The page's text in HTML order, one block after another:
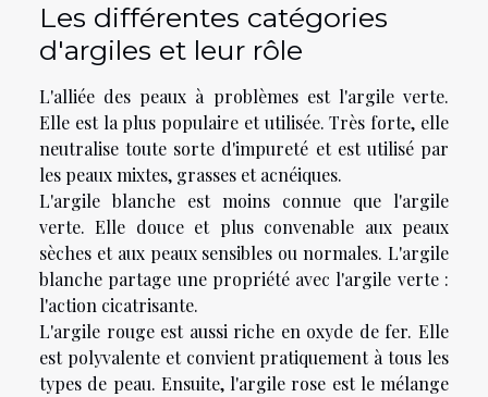
Les différentes catégories
d'argiles et leur rôle
L'alliée des peaux à problèmes est l'argile verte.
Elle est la plus populaire et utilisée. Très forte, elle
neutralise toute sorte d'impureté et est utilisé par
les peaux mixtes, grasses et acnéiques.
L'argile blanche est moins connue que l'argile
verte. Elle douce et plus convenable aux peaux
sèches et aux peaux sensibles ou normales. L'argile
blanche partage une propriété avec l'argile verte :
l'action cicatrisante.
L'argile rouge est aussi riche en oxyde de fer. Elle
est polyvalente et convient pratiquement à tous les
types de peau. Ensuite, l'argile rose est le mélange